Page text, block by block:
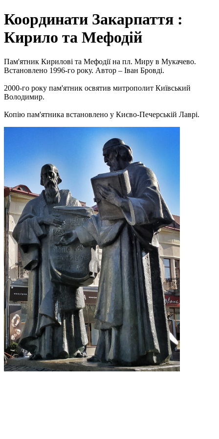
Координати Закарпаття :
Кирило та Мефодій
Пам'ятник Кирилові та Мефодії на пл. Миру в Мукачево.
Встановлено 1996-го року. Автор – Іван Бровді.
2000-го року пам'ятник освятив митрополит Київський
Володимир.
Копію пам'ятника встановлено у Києво-Печерській Лаврі.